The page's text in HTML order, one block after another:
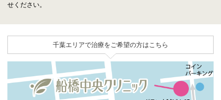
せください。
千葉エリアで治療をご希望の方はこちら